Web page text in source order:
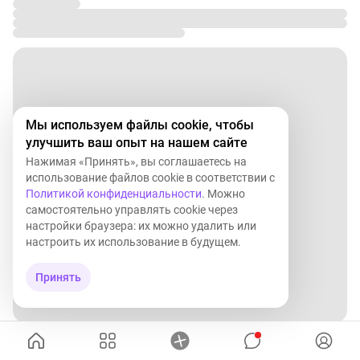
Мы используем файлы cookie, чтобы
улучшить ваш опыт на нашем сайте
Нажимая «Принять», вы соглашаетесь на
использование файлов cookie в соответствии с
Политикой конфиденциальности. Можно
самостоятельно управлять cookie через
настройки браузера: их можно удалить или
настроить их использование в будущем.
Принять